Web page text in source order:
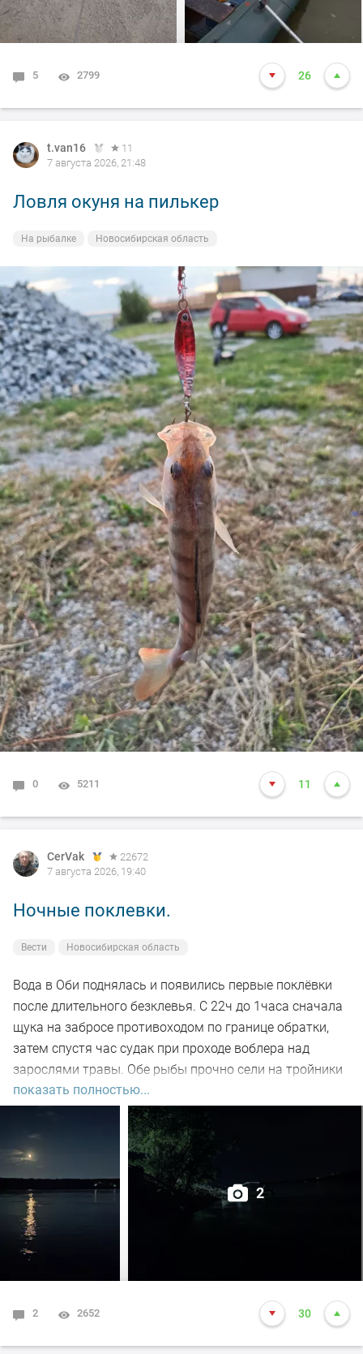
что в подсаке осталась одна блесна. Ну и как всегда
вам нхнч!!!
5 2799 26
t.van16
11
7 августа 2026, 21:48
Ловля окуня на пилькер
На рыбалке Новосибирская область
0 5211 11
CerVak
22672
7 августа 2026, 19:40
Ночные поклевки.
Вести Новосибирская область
Вода в Оби поднялась и появились первые поклёвки
после длительного безклевья. С 22ч до 1часа сначала
щука на забросе противоходом по границе обратки,
затем спустя час судак при проходе воблера над
зарослями травы. Обе рыбы прочно сели на тройники
и при чистке оказались с пустыми желудками. Ждем
дальнейших поклёвок.
показать полностью...
2
2 2652 30